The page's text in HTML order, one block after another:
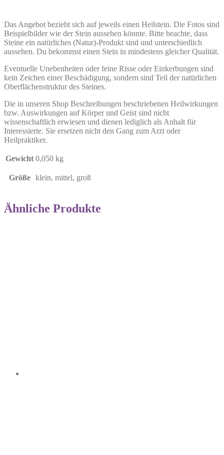
Das Angebot bezieht sich auf jeweils einen Heilstein. Die Fotos sind
Beispielbilder wie der Stein aussehen könnte. Bitte beachte, dass
Steine ein natürliches (Natur)-Produkt sind und unterschiedlich
aussehen. Du bekommst einen Stein in mindestens gleicher Qualität.
Eventuelle Unebenheiten oder feine Risse oder Einkerbungen sind
kein Zeichen einer Beschädigung, sondern sind Teil der natürlichen
Oberflächenstruktur des Steines.
Die in unseren Shop Beschreibungen beschriebenen Heilwirkungen
bzw. Auswirkungen auf Körper und Geist sind nicht
wissenschaftlich erwiesen und dienen lediglich als Anhalt für
Interessierte. Sie ersetzen nicht den Gang zum Arzt oder
Heilpraktiker.
Gewicht 0,050 kg
Größe klein, mittel, groß
Ähnliche Produkte